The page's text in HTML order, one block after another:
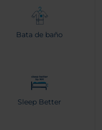
Bata de baño
Sleep Better